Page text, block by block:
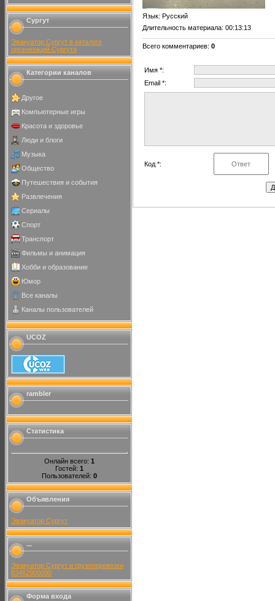
Сургут
Эвакуатор Сургут в каталоге
организаций Сургута
Категории каналов
Другое
Компьютерные игры
Красота и здоровье
Люди и блоги
Музыка
Общество
Путешествия и события
Развлечения
Сериалы
Спорт
Транспорт
Фильмы и анимация
Хобби и образование
Юмор
Все каналы
Каналы пользователей
UCOZ
rambler
Статистика
Онлайн всего: 1
Гостей: 1
Пользователей: 0
Объявления
Эвакуатор Сургут
...
Эвакуатор Сургут и грузоперевозки
83462900090
Форма входа
Язык: Русский
Длительность материала: 00:13:13
Всего комментариев: 0
Имя *:
Email *:
Код *: